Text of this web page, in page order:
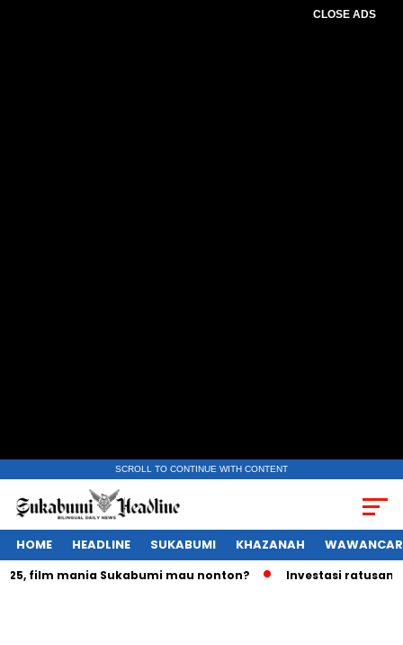
CLOSE ADS
SCROLL TO CONTINUE WITH CONTENT
HOME HEADLINE SUKABUMI KHAZANAH
mania Sukabumi mau nonton? Investasi ratusan